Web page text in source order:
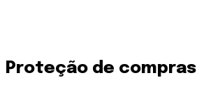
Proteção de compras